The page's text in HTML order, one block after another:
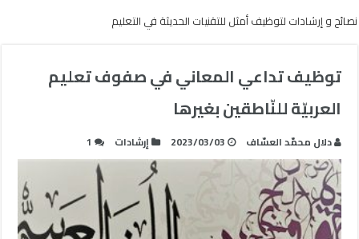
نصائح و إرشادات لتوظيف أمثل للتقنيات الحديثة في التعليم
توظيف تداعي المعاني في صفوف تعليم
العربيّة للنّاطقين بغيرها
دلال محمّد العسّاف 2023/03/03 إرشادات 1